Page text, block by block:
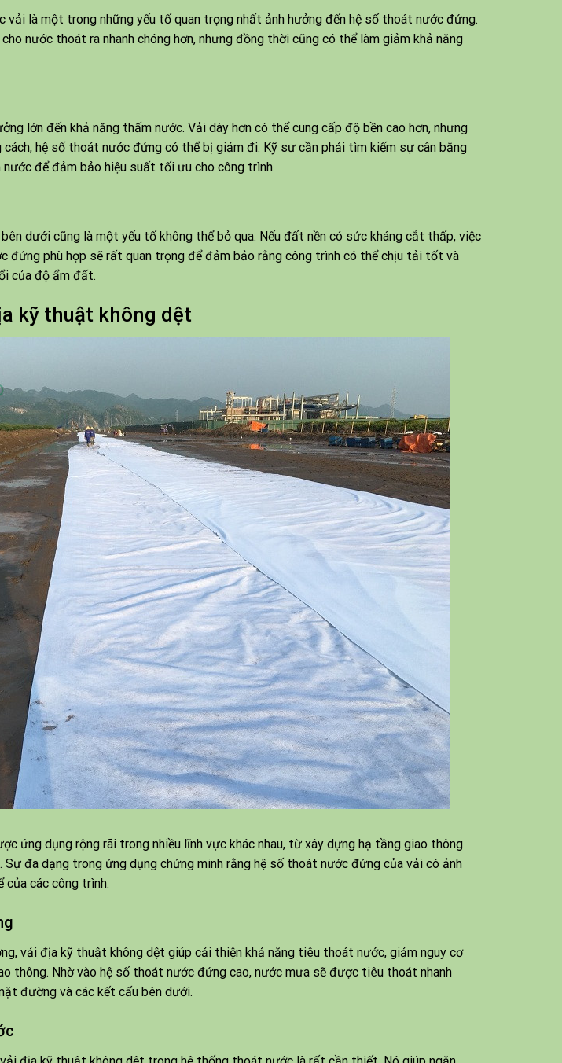
vải là một trong những yếu tố quan trọng nhất ảnh hưởng đến hệ số thoát nước đứng.
nước thoát ra nhanh chóng hơn, nhưng đồng thời cũng có thể làm giảm khả năng
lớn đến khả năng thấm nước. Vải dày hơn có thể cung cấp độ bền cao hơn, nhưng
hệ số thoát nước đứng có thể bị giảm đi. Kỹ sư cần phải tìm kiếm sự cân bằng
để đảm bảo hiệu suất tối ưu cho công trình.
dưới cũng là một yếu tố không thể bỏ qua. Nếu đất nền có sức kháng cắt thấp, việc
đứng phù hợp sẽ rất quan trọng để đảm bảo rằng công trình có thể chịu tải tốt và
của độ ẩm đất.
kỹ thuật không dệt
ứng dụng rộng rãi trong nhiều lĩnh vực khác nhau, từ xây dựng hạ tầng giao thông
Sự đa dạng trong ứng dụng chứng minh rằng hệ số thoát nước đứng của vải có ảnh
của các công trình.
vải địa kỹ thuật không dệt giúp cải thiện khả năng tiêu thoát nước, giảm nguy cơ
thông. Nhờ vào hệ số thoát nước đứng cao, nước mưa sẽ được tiêu thoát nhanh
đường và các kết cấu bên dưới.